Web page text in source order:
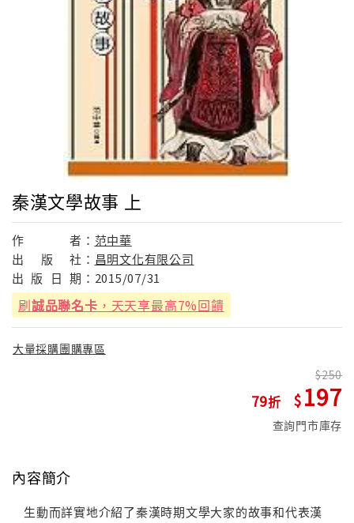
秦漢文學故事 上
作 者： 范中華
出
版 社： 昌明文化有限公司
出 版 日 期： 2015/07/31
刷誠品聯名卡 ，天天享最高7%回饋
大量採購團購專區
79
250
197
查詢門市庫存
內容簡介
生動而詳實地介紹了秦漢時期文學大家的故事和代表漢